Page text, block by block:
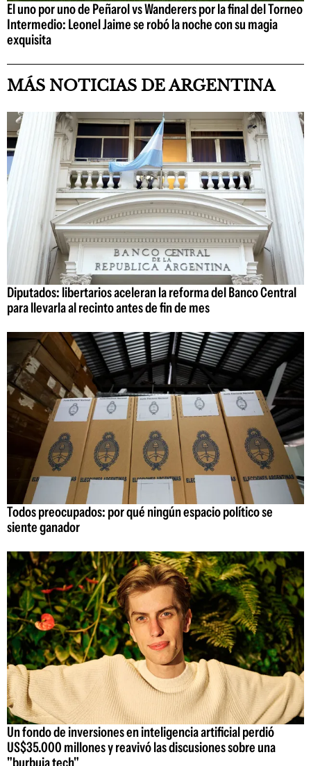
El uno por uno de Peñarol vs Wanderers por la final del Torneo
Intermedio: Leonel Jaime se robó la noche con su magia
exquisita
MÁS NOTICIAS DE ARGENTINA
Diputados: libertarios aceleran la reforma del Banco Central
para llevarla al recinto antes de fin de mes
Todos preocupados: por qué ningún espacio político se
siente ganador
Un fondo de inversiones en inteligencia artificial perdió
US$35.000 millones y reavivó las discusiones sobre una
"burbuja tech"